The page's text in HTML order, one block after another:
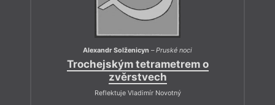
Alexandr Solženicyn –Pruské noci
Trochejským tetrametrem o
zvěrstvech
Reflektuje Vladimír Novotný